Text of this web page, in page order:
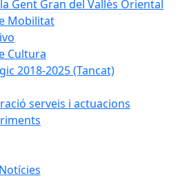
Gent Gran del Vallès Oriental
Mobilitat
Cultura
2018-2025 (Tancat)
serveis i actuacions
Notícies